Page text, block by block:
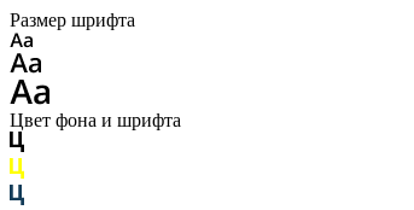
Размер шрифта
Цвет фона и шрифта